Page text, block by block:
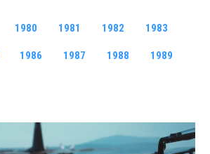
1980 1981 1982 1983
1986 1987 1988 1989